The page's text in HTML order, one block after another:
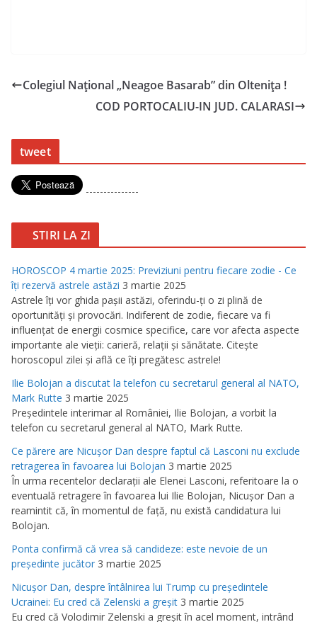
Colegiul Național „Neagoe Basarab” din Oltenița !
COD PORTOCALIU-IN JUD. CALARASI
tweet
---------------
STIRI LA ZI
HOROSCOP 4 martie 2025: Previziuni pentru fiecare zodie - Ce
îţi rezervă astrele astăzi 3 martie 2025
Astrele îţi vor ghida paşii astăzi, oferindu-ţi o zi plină de
oportunităţi şi provocări. Indiferent de zodie, fiecare va fi
influenţat de energii cosmice specifice, care vor afecta aspecte
importante ale vieţii: carieră, relaţii şi sănătate. Citeşte
horoscopul zilei şi află ce îţi pregătesc astrele!
Ilie Bolojan a discutat la telefon cu secretarul general al NATO,
Mark Rutte 3 martie 2025
Preşedintele interimar al României, Ilie Bolojan, a vorbit la
telefon cu secretarul general al NATO, Mark Rutte.
Ce părere are Nicuşor Dan despre faptul că Lasconi nu exclude
retragerea în favoarea lui Bolojan 3 martie 2025
În urma recentelor declaraţii ale Elenei Lasconi, referitoare la o
eventuală retragere în favoarea lui Ilie Bolojan, Nicuşor Dan a
reamintit că, în momentul de faţă, nu există candidatura lui
Bolojan.
Ponta confirmă că vrea să candideze: este nevoie de un
preşedinte jucător 3 martie 2025
Nicuşor Dan, despre întâlnirea lui Trump cu preşedintele
Ucrainei: Eu cred că Zelenski a greşit 3 martie 2025
Eu cred că Volodimir Zelenski a greşit în acel moment, intrând